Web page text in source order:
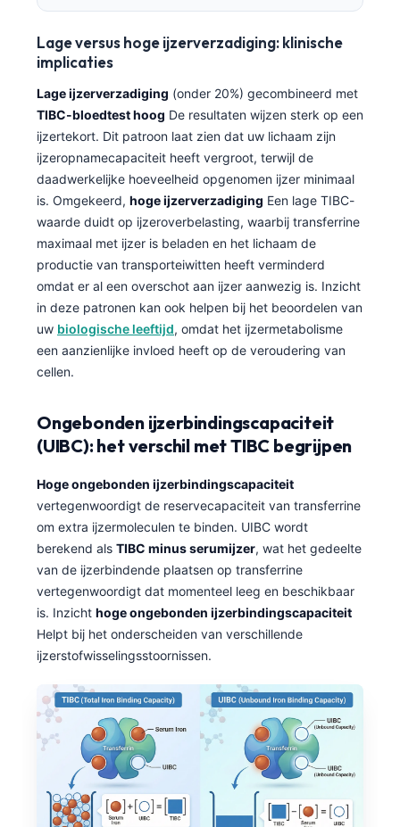
Lage versus hoge ijzerverzadiging: klinische
implicaties
Lage ijzerverzadiging (onder 20%) gecombineerd met
TIBC-bloedtest hoog De resultaten wijzen sterk op een
ijzertekort. Dit patroon laat zien dat uw lichaam zijn
ijzeropnamecapaciteit heeft vergroot, terwijl de
daadwerkelijke hoeveelheid opgenomen ijzer minimaal
is. Omgekeerd, hoge ijzerverzadiging Een lage TIBC-
waarde duidt op ijzeroverbelasting, waarbij transferrine
maximaal met ijzer is beladen en het lichaam de
productie van transporteiwitten heeft verminderd
omdat er al een overschot aan ijzer aanwezig is. Inzicht
in deze patronen kan ook helpen bij het beoordelen van
uw biologische leeftijd, omdat het ijzermetabolisme
een aanzienlijke invloed heeft op de veroudering van
cellen.
Ongebonden ijzerbindingscapaciteit
(UIBC): het verschil met TIBC begrijpen
Hoge ongebonden ijzerbindingscapaciteit
vertegenwoordigt de reservecapaciteit van transferrine
om extra ijzermoleculen te binden. UIBC wordt
berekend als TIBC minus serumijzer, wat het gedeelte
van de ijzerbindende plaatsen op transferrine
vertegenwoordigt dat momenteel leeg en beschikbaar
is. Inzicht hoge ongebonden ijzerbindingscapaciteit
Helpt bij het onderscheiden van verschillende
ijzerstofwisselingsstoornissen.